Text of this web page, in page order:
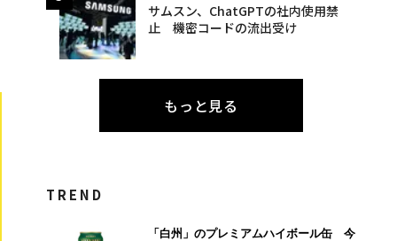
サムスン、ChatGPTの社内使用禁
止 機密コードの流出受け
もっと見る
TREND
「白州」のプレミアムハイボール缶 今